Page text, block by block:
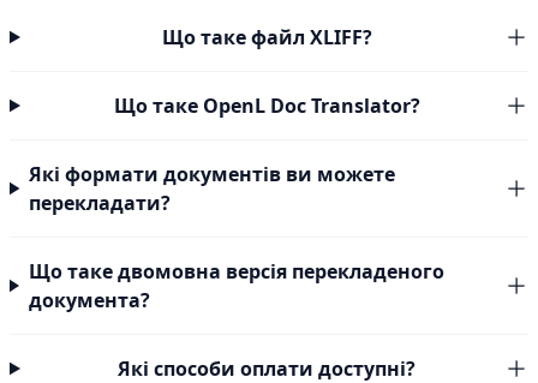
Що таке файл XLIFF?
Що таке OpenL Doc Translator?
Які формати документів ви можете
перекладати?
Що таке двомовна версія перекладеного
документа?
Які способи оплати доступні?